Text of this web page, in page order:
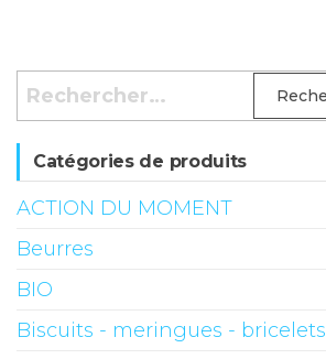
Rechercher :
Catégories de produits
ACTION DU MOMENT
Beurres
BIO
Biscuits - meringues - bricelets